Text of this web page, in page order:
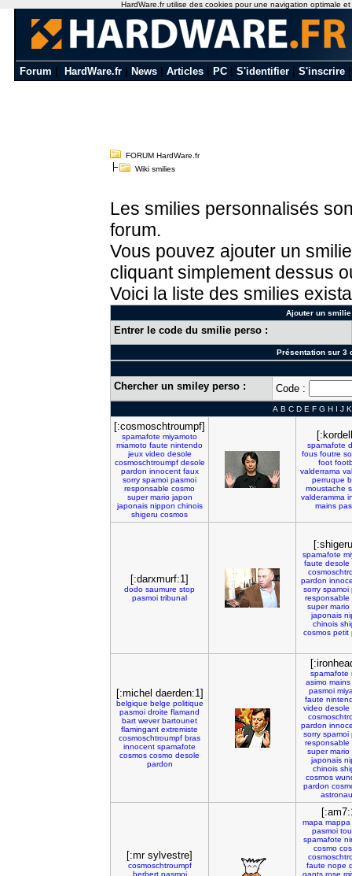
Forum HardWare.fr News Articles PC S'identifier S'inscrire
FORUM HardWare.fr
Wiki smilies
Les smilies personnalisés
forum.
Vous pouvez ajouter un
cliquant simplement dessus
Voici la liste des smilies
Ajouter un
Entrer le code du smilie perso :
Présentation sur 3
Chercher un smiley perso : Code :
A B C D E F G H I J K
[:cosmoschtroumpf]
spamafote miyamoto
miamoto faute nintendo
jeux video desole
cosmoschtroumpf desole
pardon innocent faux
sorry spamoi pasmoi
responsable cosmo
super mario japon
japonais nippon chinois
shigeru cosmos
spamafote
fous foutre
foot
valderrama
perruque
moustache
valderamma
mains
[:darxmurf:1]
dodo saumure stop
pasmoi tribunal
spamafote
faute desole
pardon
sorry spamoi
responsable
super mario
japonais
chinois
cosmos petit
[:michel daerden:1]
belgique belge politique
pasmoi droite flamand
bart wever bartounet
flamingant extremiste
cosmoschtroumpf bras
innocent spamafote
cosmos cosmo desole
pardon
spamafote
asimo mains
pasmoi
faute
video desole
pardon
sorry spamoi
responsable
super mario
japonais
chinois
cosmos
pardon
[:mr sylvestre]
cosmoschtroumpf
herbert pasmoi
mapa mappa
pasmoi
spamafote
cosmo
faute nope
gants rose
HardWare.fr utilise des cookies pour une navigation optimale